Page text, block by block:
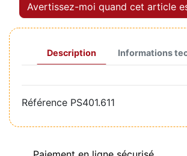
Avertissez-moi quand cet article
Description Informations
Référence PS401.611